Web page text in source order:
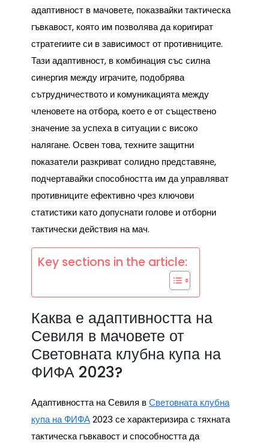
адаптивност в мачовете, показвайки тактическа
гъвкавост, която им позволява да коригират
стратегиите си в зависимост от противниците.
Тази адаптивност, в комбинация със силна
синергия между играчите, подобрява
сътрудничеството и комуникацията между
членовете на отбора, което е от съществено
значение за успеха в ситуации с високо
налягане. Освен това, техните защитни
показатели разкриват солидно представяне,
подчертавайки способността им да управляват
противниците ефективно чрез ключови
статистики като допуснати голове и отборни
тактически действия на мач.
Key sections in the article:
Каква е адаптивността на
Севиля в мачовете от
Световната клубна купа на
ФИФА 2023?
Адаптивността на Севиля вСветовната клубна
купа на ФИФА2023 се характеризира с тяхната
тактическа гъвкавост и способността да